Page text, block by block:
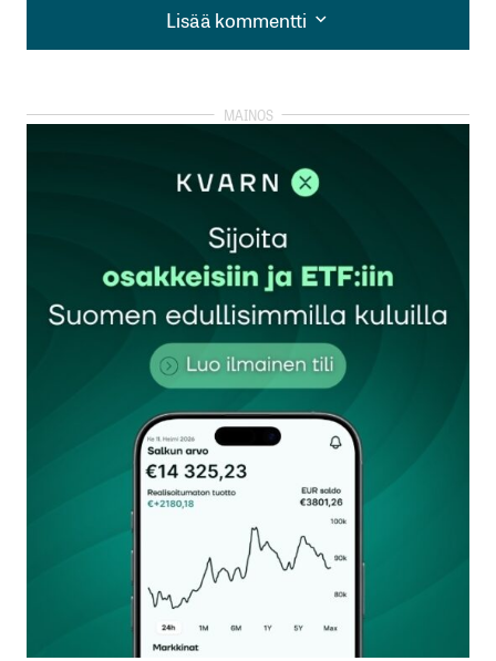
Lisää kommentti
Lisää kommentti
kirjautua
rekisteröityä
Sähköpostiosoitettasi ei julkaista.Pakolliset
kentät on merkitty*
Kommentti*
Nimesi tai nimimerkkisi
Sähköpostiosoitteesi